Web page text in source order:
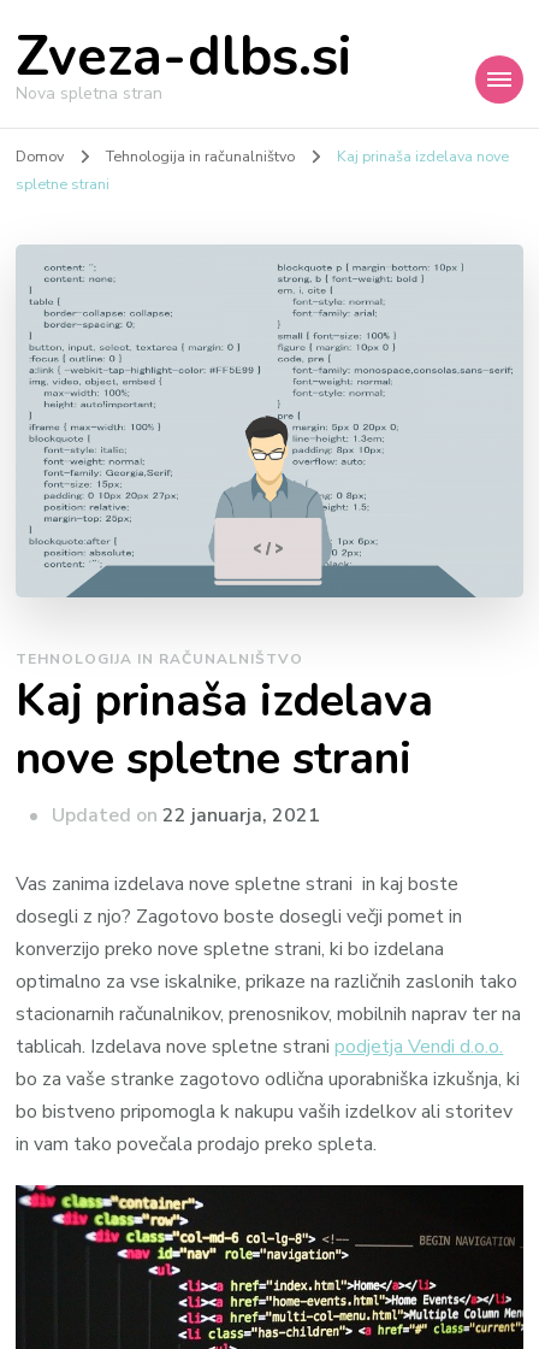
Zveza-dlbs.si
Nova spletna stran
Domov Tehnologija in računalništvo
Kaj prinaša izdelava nove
spletne strani
TEHNOLOGIJA IN RAČUNALNIŠTVO
Kaj prinaša izdelava
nove spletne strani
Updated on22 januarja, 2021
Vas zanima izdelava nove spletne strani in kaj boste
dosegli z njo? Zagotovo boste dosegli večji pomet in
konverzijo preko nove spletne strani, ki bo izdelana
optimalno za vse iskalnike, prikaze na različnih zaslonih tako
stacionarnih računalnikov, prenosnikov, mobilnih naprav ter na
tablicah. Izdelava nove spletne stranipodjetja Vendi d.o.o.
bo za vaše stranke zagotovo odlična uporabniška izkušnja, ki
bo bistveno pripomogla k nakupu vaših izdelkov ali storitev
in vam tako povečala prodajo preko spleta.